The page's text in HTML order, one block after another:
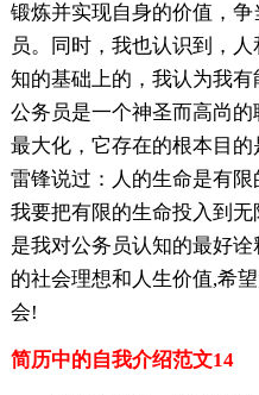
锻炼并实现自身的价值，
员。同时，我也认识到，
知的基础上的，我认为我有
公务员是一个神圣而高尚
最大化，它存在的根本目的
雷锋说过：人的生命是有限
我要把有限的生命投入到
是我对公务员认知的最好
的社会理想和人生价值,希
会!
简历中的自我介绍范文14